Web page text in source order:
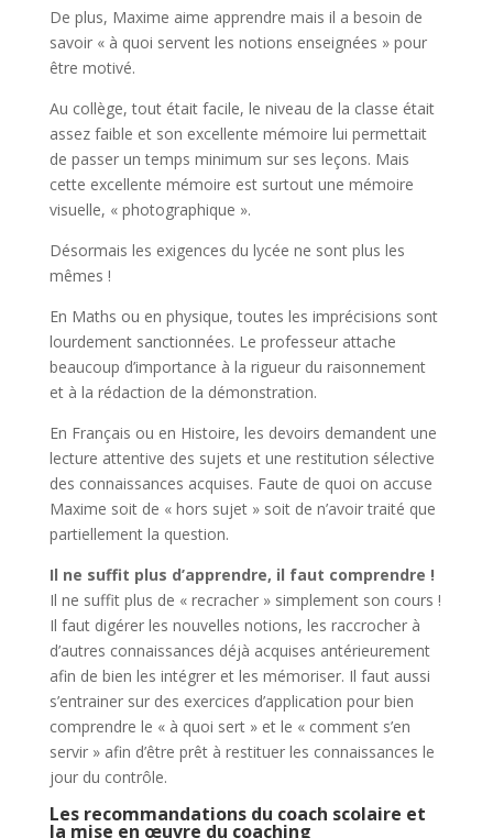
De plus, Maxime aime apprendre mais il a besoin de
savoir « à quoi servent les notions enseignées » pour
être motivé.
Au collège, tout était facile, le niveau de la classe était
assez faible et son excellente mémoire lui permettait
de passer un temps minimum sur ses leçons. Mais
cette excellente mémoire est surtout une mémoire
visuelle, « photographique ».
Désormais les exigences du lycée ne sont plus les
mêmes !
En Maths ou en physique, toutes les imprécisions sont
lourdement sanctionnées. Le professeur attache
beaucoup d’importance à la rigueur du raisonnement
et à la rédaction de la démonstration.
En Français ou en Histoire, les devoirs demandent une
lecture attentive des sujets et une restitution sélective
des connaissances acquises. Faute de quoi on accuse
Maxime soit de « hors sujet » soit de n’avoir traité que
partiellement la question.
Il ne suffit plus d’apprendre, il faut comprendre !
Il ne suffit plus de « recracher » simplement son cours !
Il faut digérer les nouvelles notions, les raccrocher à
d’autres connaissances déjà acquises antérieurement
afin de bien les intégrer et les mémoriser. Il faut aussi
s’entrainer sur des exercices d’application pour bien
comprendre le « à quoi sert » et le « comment s’en
servir » afin d’être prêt à restituer les connaissances le
jour du contrôle.
Les recommandations du coach scolaire et
la mise en œuvre du coaching